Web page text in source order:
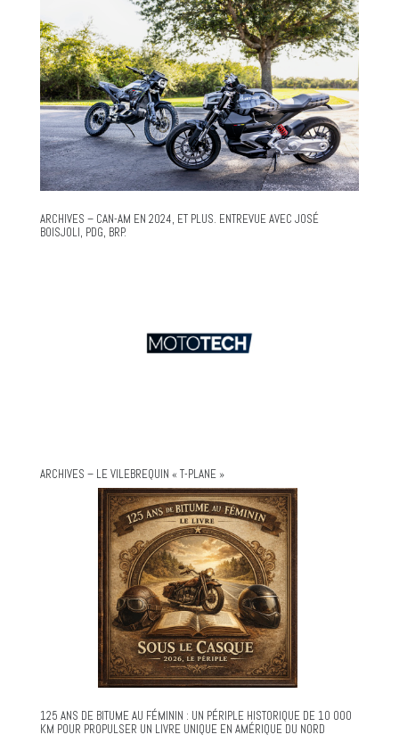
ARCHIVES – CAN-AM EN 2024, ET PLUS. ENTREVUE AVEC JOSÉ
BOISJOLI, PDG, BRP.
ARCHIVES – LE VILEBREQUIN « T-PLANE »
125 ANS DE BITUME AU FÉMININ : UN PÉRIPLE HISTORIQUE DE 10 000
KM POUR PROPULSER UN LIVRE UNIQUE EN AMÉRIQUE DU NORD